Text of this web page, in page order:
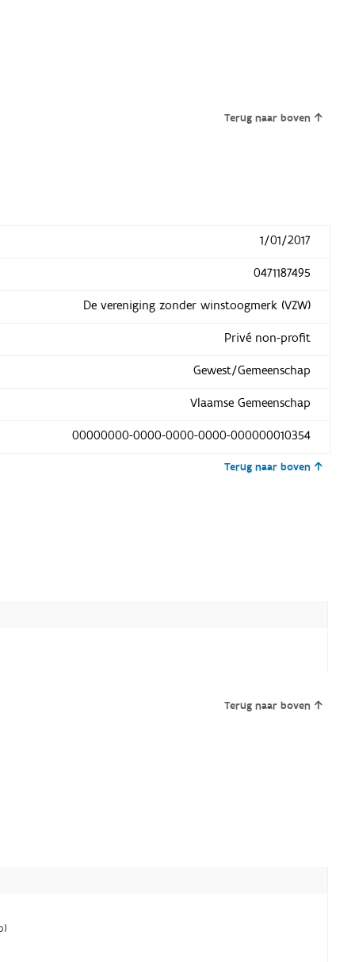
Terug naar boven
1/01/2017
0471187495
De vereniging zonder winstoogmerk (VZW)
Privé non-profit
Gewest/Gemeenschap
Vlaamse Gemeenschap
00000000-0000-0000-0000-000000010354
Terug naar boven
Terug naar boven